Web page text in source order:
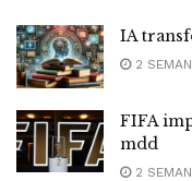
IA
2
FIFA
mdd
2